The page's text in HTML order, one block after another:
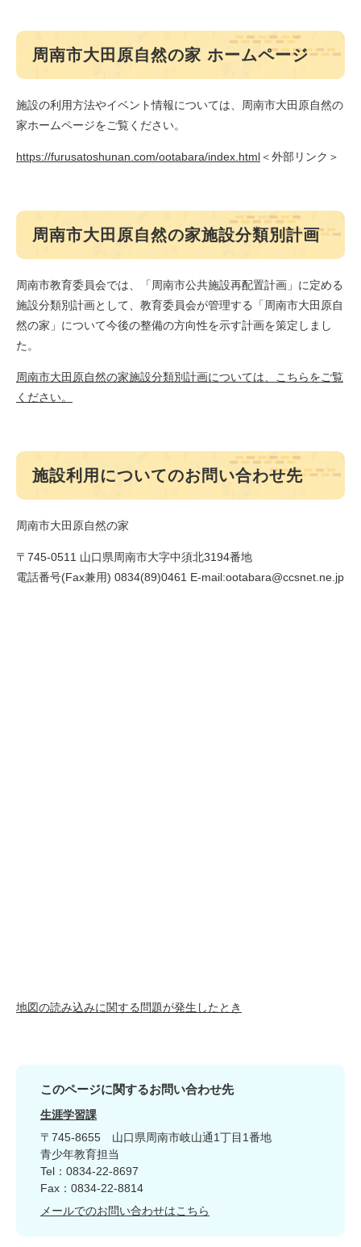
周南市大田原自然の家 ホームページ
施設の利用方法やイベント情報については、周南市大田原自然の
家ホームページをご覧ください。
https://furusatoshunan.com/ootabara/index.html＜外部リンク＞
周南市大田原自然の家施設分類別計画
周南市教育委員会では、「周南市公共施設再配置計画」に定める
施設分類別計画として、教育委員会が管理する「周南市大田原自
然の家」について今後の整備の方向性を示す計画を策定しまし
た。
周南市大田原自然の家施設分類別計画については、こちらをご覧
ください。
施設利用についてのお問い合わせ先
周南市大田原自然の家
〒745-0511 山口県周南市大字中須北3194番地
電話番号(Fax兼用) 0834(89)0461 E-mail:ootabara@ccsnet.ne.jp
地図の読み込みに関する問題が発生したとき
このページに関するお問い合わせ先
生涯学習課
〒745-8655
山口県周南市岐山通1丁目1番地
青少年教育担当
Tel：0834-22-8697
Fax：0834-22-8814
メールでのお問い合わせはこちら